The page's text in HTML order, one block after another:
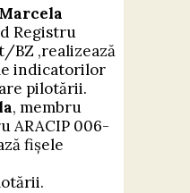
Registru
BZ ,realizează
indicatorilor
pilotării.
, membru
ARACIP 006-
fișele